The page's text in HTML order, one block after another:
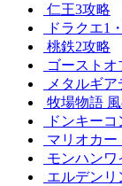
仁王3攻略
ドラクエ1
桃鉄2攻略
ゴースト
メタルギ
牧場物語
ドンキー
マリオカー
モンハンワ
エルデンリ